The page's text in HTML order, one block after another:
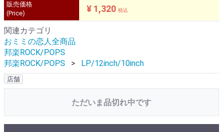
販売価格
(Price)
¥ 1,320 税込
関連カテゴリ
おミミの恋人全商品
邦楽ROCK/POPS
邦楽ROCK/POPS
LP/12inch/10inch
店舗
ただいま品切れ中です